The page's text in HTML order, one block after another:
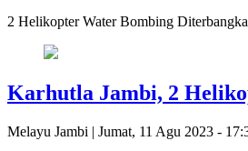
2 Helikopter Water Bombing
Karhutla Jambi, 2
Melayu Jambi | Jumat, 11 Agu 2023 -